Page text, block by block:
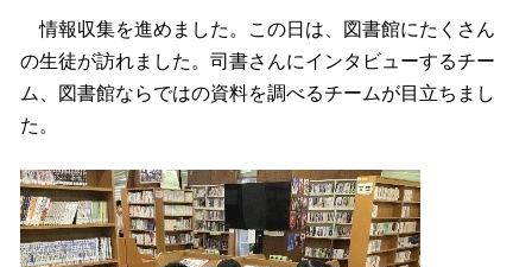
情報収集を進めました。この日は、図書館にたくさん
の生徒が訪れました。司書さんにインタビューするチー
ム、図書館ならではの資料を調べるチームが目立ちまし
た。